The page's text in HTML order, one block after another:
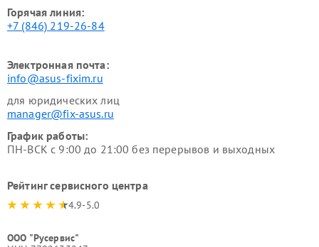
Горячая линия:
+7 (846) 219-26-84
Электронная почта:
info@asus-fixim.ru
для юридических лиц
manager@fix-asus.ru
График работы:
ПН-ВСК с 9:00 до 21:00 без перерывов и выходных
Рейтинг сервисного центра
4.9-5.0
ООО "Русервис"